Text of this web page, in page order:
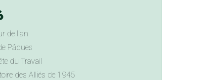
de l'an
Pâques
du Travail
des Alliés de 1945